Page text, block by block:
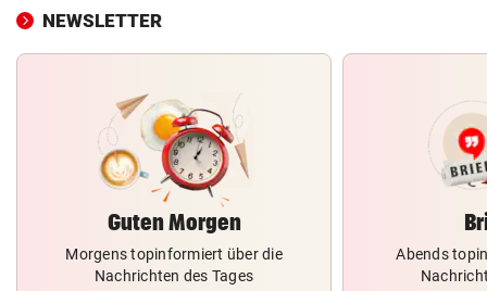
NEWSLETTER
Guten Morgen
Morgens topinformiert über die
Nachrichten des Tages
Abends